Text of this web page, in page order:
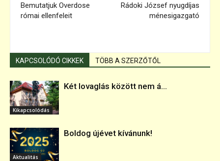
Bemutatjuk Overdose
római ellenfeleit
Rádoki József nyugdíjas
ménesigazgató
KAPCSOLÓDÓ CIKKEK TÖBB A SZERZŐTŐL
Kikapcsolódás
Két lovaglás között nem á...
Aktualitás
Boldog újévet kívánunk!